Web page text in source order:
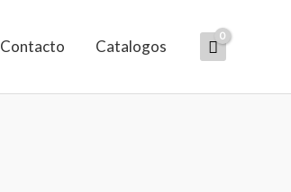
Contacto Catalogos